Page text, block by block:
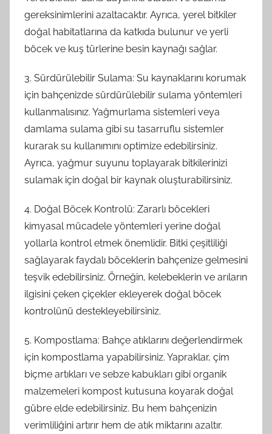
gereksinimlerini azaltacaktır. Ayrıca, yerel bitkiler
doğal habitatlarına da katkıda bulunur ve yerli
böcek ve kuş türlerine besin kaynağı sağlar.
3. Sürdürülebilir Sulama: Su kaynaklarını korumak
için bahçenizde sürdürülebilir sulama yöntemleri
kullanmalısınız. Yağmurlama sistemleri veya
damlama sulama gibi su tasarruflu sistemler
kurarak su kullanımını optimize edebilirsiniz.
Ayrıca, yağmur suyunu toplayarak bitkilerinizi
sulamak için doğal bir kaynak oluşturabilirsiniz.
4. Doğal Böcek Kontrolü: Zararlı böcekleri
kimyasal mücadele yöntemleri yerine doğal
yollarla kontrol etmek önemlidir. Bitki çeşitliliği
sağlayarak faydalı böceklerin bahçenize gelmesini
teşvik edebilirsiniz. Örneğin, kelebeklerin ve arıların
ilgisini çeken çiçekler ekleyerek doğal böcek
kontrolünü destekleyebilirsiniz.
5. Kompostlama: Bahçe atıklarını değerlendirmek
için kompostlama yapabilirsiniz. Yapraklar, çim
biçme artıkları ve sebze kabukları gibi organik
malzemeleri kompost kutusuna koyarak doğal
gübre elde edebilirsiniz. Bu hem bahçenizin
verimliliğini artırır hem de atık miktarını azaltır.